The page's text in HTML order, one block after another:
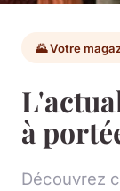
🌄 Votre
à
Découvrez